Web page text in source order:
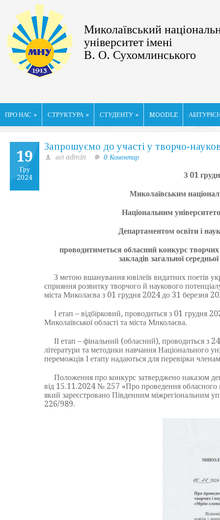
Миколаївський
університет імені
В. О. Сухомлинського
ПРО НАС » СТРУКТУРА » СТУДЕНТУ » MOODLE
19
Гру
2024
Запрошуємо до участі у творчо-
від admin 0 Коментар
З 01
Миколаївським
Національним
Департаментом освіти і
проводитиметься обласний конкурс
закладів загальної
З метою вшанування ювілеїв видатних поетів
сприяння розвитку творчого й наукового
міста Миколаєва з 01 грудня 2024 до 31 березня
І етап – відбірковий, проводиться з 01 грудня
Миколаївської області та міста Миколаєва.
ІІ етап – фінальний (обласний), проводиться з
літератури та методики навчання Національного
переможців І етапу надаються для перевірки
Положення про конкурс затверджено наказом
від 15.11.2024 № 257 «Про проведення обласного
який зареєстровано Південним міжрегіональним
226/989.